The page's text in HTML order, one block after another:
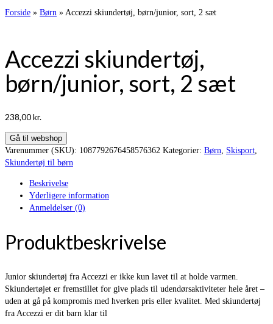
Forside » Børn » Accezzi skiundertøj, børn/junior, sort, 2 sæt
Accezzi skiundertøj,
børn/junior, sort, 2 sæt
238,00kr.
Gå til webshop
Varenummer (SKU): 1087792676458576362 Kategorier: Børn Skisport
Skiundertøj til børn
Beskrivelse
Yderligere information
Anmeldelser (0)
Produktbeskrivelse
Junior skiundertøj fra Accezzi er ikke kun lavet til at holde varmen.
Skiundertøjet er fremstillet for give plads til udendørsaktiviteter hele året –
uden at gå på kompromis med hverken pris eller kvalitet. Med skiundertøj
fra Accezzi er dit barn klar til